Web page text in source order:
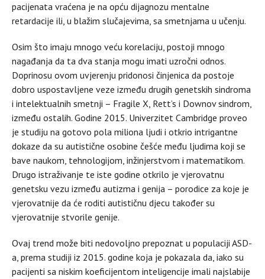
pacijenata vraćena je na opću dijagnozu mentalne
retardacije ili, u blažim slučajevima, sa smetnjama u učenju.
Osim što imaju mnogo veću korelaciju, postoji mnogo
nagađanja da ta dva stanja mogu imati uzročni odnos.
Doprinosu ovom uvjerenju pridonosi činjenica da postoje
dobro uspostavljene veze između drugih genetskih sindroma
i intelektualnih smetnji – Fragile X, Rett’s i Downov sindrom,
između ostalih. Godine 2015. Univerzitet Cambridge proveo
je studiju na gotovo pola miliona ljudi i otkrio intrigantne
dokaze da su autistične osobine češće među ljudima koji se
bave naukom, tehnologijom, inžinjerstvom i matematikom.
Drugo istraživanje te iste godine otkrilo je vjerovatnu
genetsku vezu između autizma i genija – porodice za koje je
vjerovatnije da će roditi autističnu djecu također su
vjerovatnije stvorile genije.
Ovaj trend može biti nedovoljno prepoznat u populaciji ASD-
a, prema studiji iz 2015. godine koja je pokazala da, iako su
pacijenti sa niskim koeficijentom inteligencije imali najslabije